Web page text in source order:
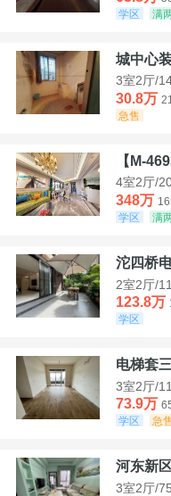
学区
满
城中心
3室2厅/
30.8万
急售
【M-
4室2厅/
348万
学区
满
2室2厅/
123.8万
学区
电梯套
3室2厅/
73.9万
学区
急
河东新
3室2厅/